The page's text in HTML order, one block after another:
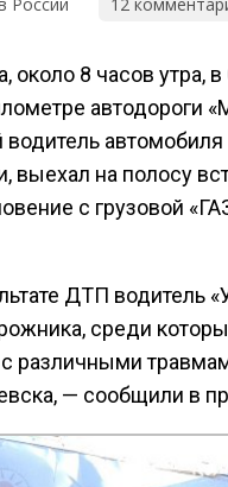
около 8 часов утра,
автодороги
водитель
выехал на полосу
с грузовой
ДТП водитель
среди
с различными
— сообщили в